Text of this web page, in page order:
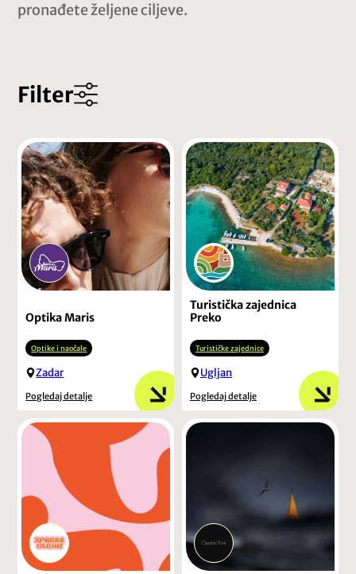
pronađete željene ciljeve.
Filter
Optika Maris
Optike i naočale
Zadar
Pogledaj detalje
Turistička zajednica
Preko
Turističke zajednice
Ugljan
Pogledaj detalje